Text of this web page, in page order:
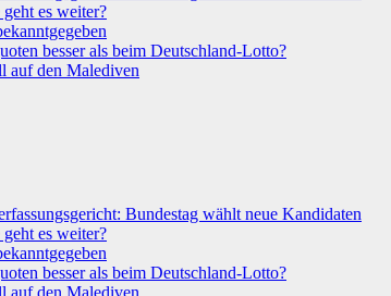
es weiter?
besser als beim Deutschland-Lotto?
auf den Malediven
Bundestag wählt neue Kandidaten
es weiter?
besser als beim Deutschland-Lotto?